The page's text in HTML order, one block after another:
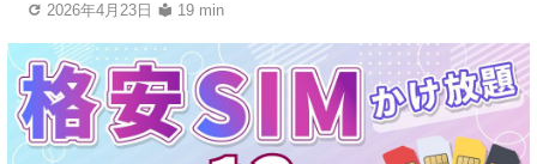
2026年4月23日 19 min